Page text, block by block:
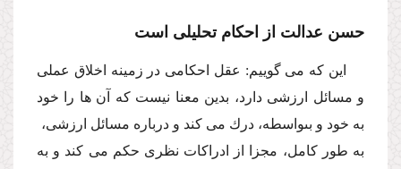
حسن عدالت از احكام تحلیلى است
این كه مى گوییم: عقل احكامى در زمینه اخلاق عملى
و مسائل ارزشى دارد، بدین معنا نیست كه آن ها را خود
به خود و بىواسطه، درك مى كند و درباره مسائل ارزشى،
به طور كامل، مجزا از ادراكات نظرى حكم مى كند و به